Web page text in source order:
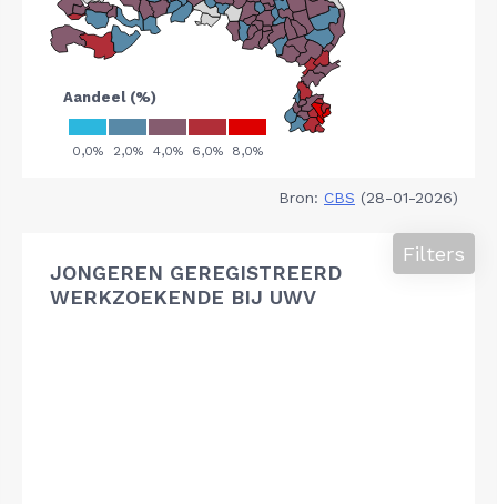
Bron: CBS (28-01-2026)
JONGEREN GEREGISTREERD
WERKZOEKENDE BIJ UWV
Filters